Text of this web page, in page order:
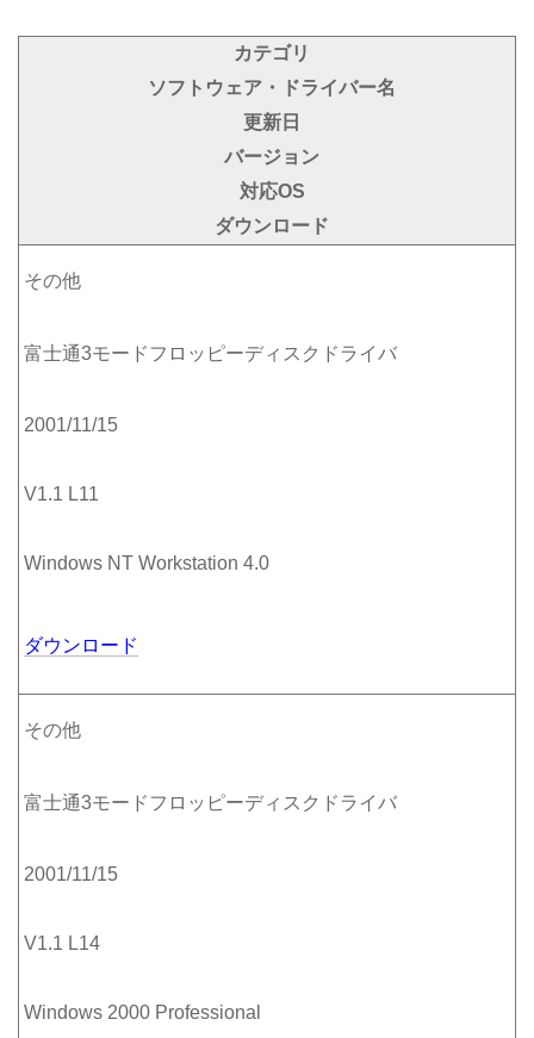
カテゴリ
ソフトウェア・ドライバー名
更新日
バージョン
対応OS
ダウンロード
その他
富士通3モードフロッピーディスクドライバ
2001/11/15
V1.1 L11
Windows NT Workstation 4.0
ダウンロード
その他
富士通3モードフロッピーディスクドライバ
2001/11/15
V1.1 L14
Windows 2000 Professional